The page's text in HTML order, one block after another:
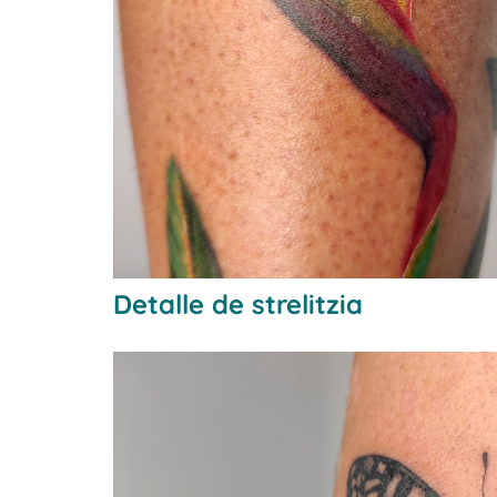
Detalle de strelitzia